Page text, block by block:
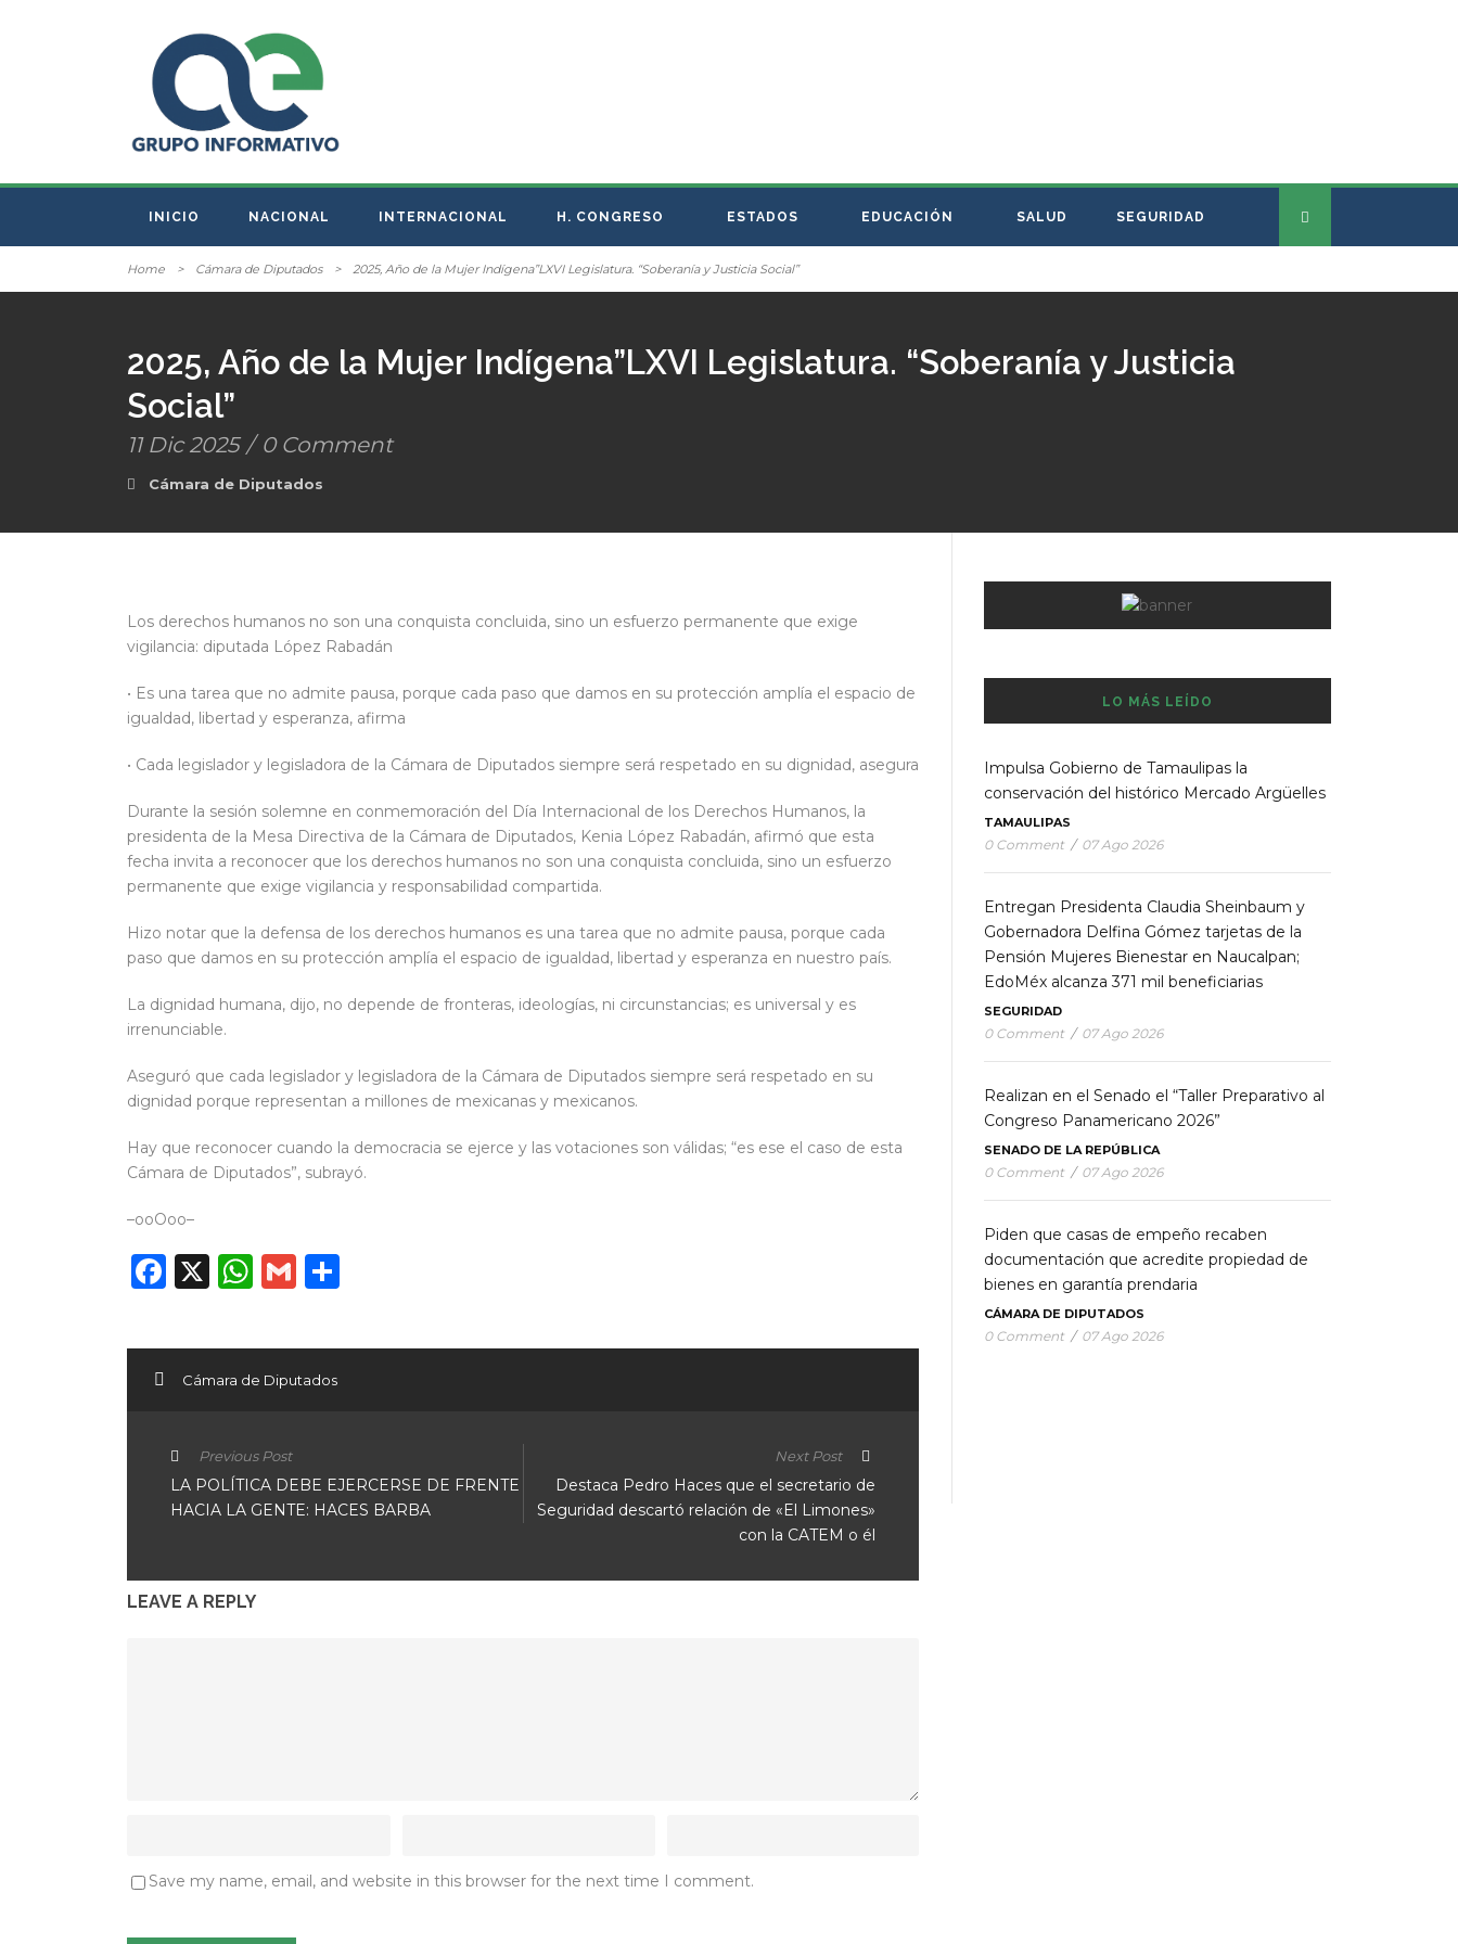
INICIO NACIONAL INTERNACIONAL H. CONGRESO ESTADOS EDUCACIÓN SALUD SEGURIDAD
Home > Cámara de Diputados > 2025, Año de la Mujer Indígena”LXVI Legislatura. “Soberanía y Justicia Social”
2025, Año de la Mujer Indígena”LXVI Legislatura. “Soberanía y Justicia
Social”
11 Dic 2025 / 0 Comment
Cámara de Diputados
Los derechos humanos no son una conquista concluida, sino un esfuerzo permanente que exige
vigilancia: diputada López Rabadán
• Es una tarea que no admite pausa, porque cada paso que damos en su protección amplía el espacio de
igualdad, libertad y esperanza, afirma
• Cada legislador y legisladora de la Cámara de Diputados siempre será respetado en su dignidad, asegura
Durante la sesión solemne en conmemoración del Día Internacional de los Derechos Humanos, la
presidenta de la Mesa Directiva de la Cámara de Diputados, Kenia López Rabadán, afirmó que esta
fecha invita a reconocer que los derechos humanos no son una conquista concluida, sino un esfuerzo
permanente que exige vigilancia y responsabilidad compartida.
Hizo notar que la defensa de los derechos humanos es una tarea que no admite pausa, porque cada
paso que damos en su protección amplía el espacio de igualdad, libertad y esperanza en nuestro país.
La dignidad humana, dijo, no depende de fronteras, ideologías, ni circunstancias; es universal y es
irrenunciable.
Aseguró que cada legislador y legisladora de la Cámara de Diputados siempre será respetado en su
dignidad porque representan a millones de mexicanas y mexicanos.
Hay que reconocer cuando la democracia se ejerce y las votaciones son válidas; “es ese el caso de esta
Cámara de Diputados”, subrayó.
–ooOoo–
Facebook
X WhatsApp
Gmail
Cámara de Diputados
Previous Post
LA POLÍTICA DEBE EJERCERSE DE FRENTE
HACIA LA GENTE: HACES BARBA
Next Post
Destaca Pedro Haces que el secretario de
Seguridad descartó relación de «El Limones»
con la CATEM o él
LEAVE A REPLY
Save my name, email, and website in this browser for the next time I comment.
LO MÁS LEÍDO
Impulsa Gobierno de Tamaulipas la
conservación del histórico Mercado Argüelles
TAMAULIPAS
0 Comment / 07 Ago 2026
Entregan Presidenta Claudia Sheinbaum y
Gobernadora Delfina Gómez tarjetas de la
Pensión Mujeres Bienestar en Naucalpan;
EdoMéx alcanza 371 mil beneficiarias
SEGURIDAD
0 Comment / 07 Ago 2026
Realizan en el Senado el “Taller Preparativo al
Congreso Panamericano 2026”
SENADO DE LA REPÚBLICA
0 Comment / 07 Ago 2026
Piden que casas de empeño recaben
documentación que acredite propiedad de
bienes en garantía prendaria
CÁMARA DE DIPUTADOS
0 Comment / 07 Ago 2026